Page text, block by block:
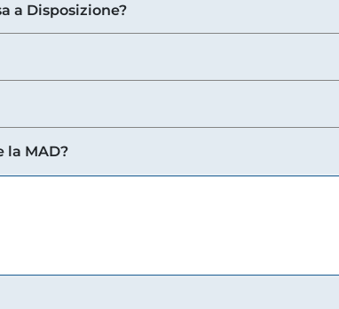
a Disposizione?
la MAD?